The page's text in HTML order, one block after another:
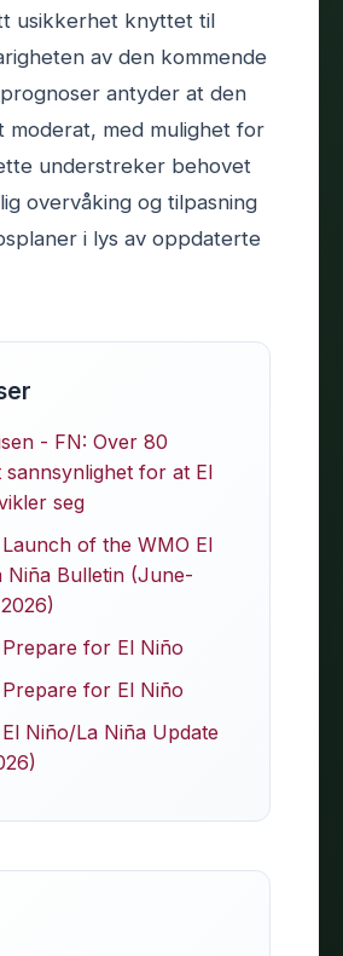
usikkerhet knyttet til
av den kommende
antyder at den
moderat, med mulighet for
understreker behovet
overvåking og tilpasning
i lys av oppdaterte
- FN: Over 80
sannsynlighet for at El
seg
of the WMO El
Niña Bulletin (June-
for El Niño
for El Niño
Niño/La Niña Update